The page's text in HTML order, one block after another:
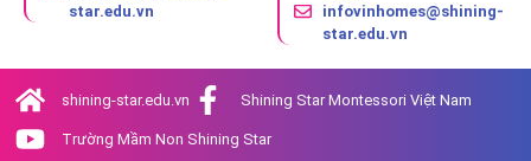
star.edu.vn
infovinhomes@shining-
star.edu.vn
shining-star.edu.vn Shining Star Montessori Việt Nam
Trường Mầm Non Shining Star